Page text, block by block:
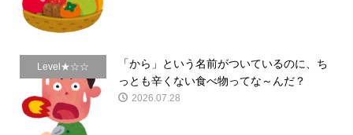
Level★☆☆
「から」という名前がついているのに、ち
っとも辛くない食べ物ってな～んだ？
2026.07.28